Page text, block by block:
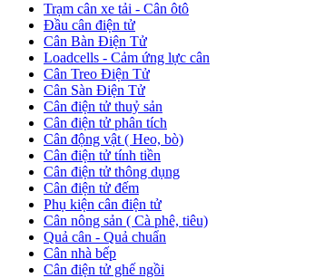
Trạm cân xe tải - Cân ôtô
Đầu cân điện tử
Cân Bàn Điện Tử
Loadcells - Cảm ứng lực cân
Cân Treo Điện Tử
Cân Sàn Điện Tử
Cân điện tử thuỷ sản
Cân điện tử phân tích
Cân động vật ( Heo, bò)
Cân điện tử tính tiền
Cân điện tử thông dụng
Cân điện tử đếm
Phụ kiện cân điện tử
Cân nông sản ( Cà phê, tiêu)
Quả cân - Quả chuẩn
Cân nhà bếp
Cân điện tử ghế ngồi